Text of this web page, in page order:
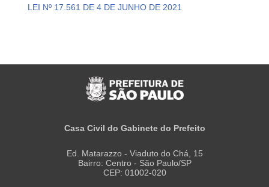
LEI Nº 17.561 DE 4 DE JUNHO DE 2021
Casa Civil do Gabinete do Prefeito
Ed. Matarazzo - Viaduto do Chá, 15
Bairro: Centro - São Paulo/SP
CEP: 01002-020